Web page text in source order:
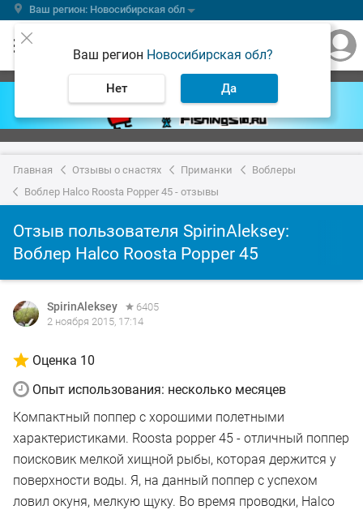
Ваш регион: Новосибирская обл
Ваш регион Новосибирская обл?
Нет Да
Главная Отзывы о снастях Приманки
Воблеры
Воблер Halco Roosta Popper 45 - отзывы
Отзыв пользователя SpirinAleksey:
Воблер Halco Roosta Popper 45
SpirinAleksey
6405
2 ноября 2015, 17:14
Оценка 10
Опыт использования: несколько месяцев
Компактный поппер с хорошими полетными
характеристиками. Roosta popper 45 - отличный поппер
поисковик мелкой хищной рыбы, которая держится у
поверхности воды. Я, на данный поппер с успехом
ловил окуня, мелкую щуку. Во время проводки, Halco